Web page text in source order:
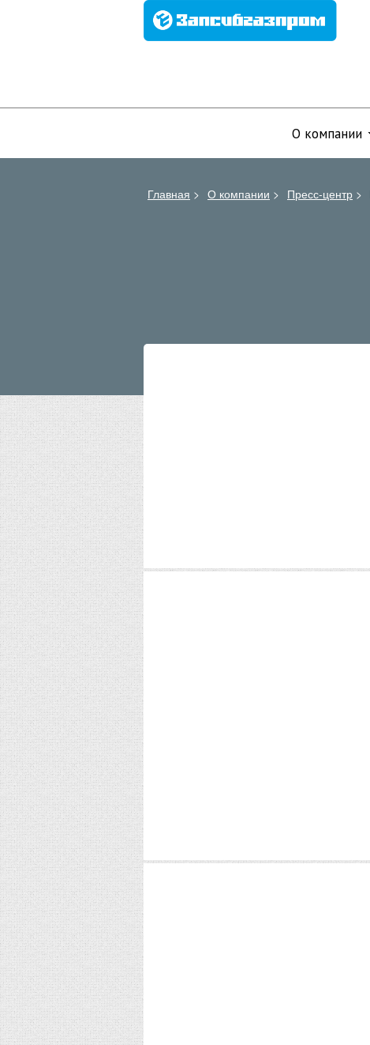
О компании
Главная > О компании > Пресс-центр >